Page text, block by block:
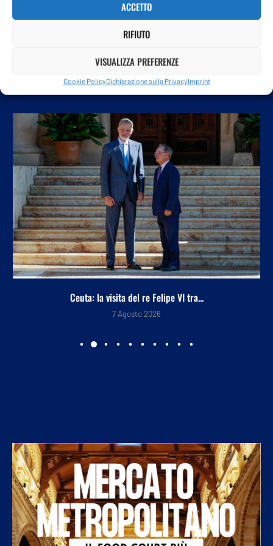
ACCETTO
RIFIUTO
VISUALIZZA PREFERENZE
Cookie PolicyDichiarazione sulla PrivacyImprint
L’Italia delle professioni invecchia e i giovani pagano il
conto
POTREBBE ANCHE PIACERTI
Ceuta: la visita del re Felipe VI tra...
7 Agosto 2026